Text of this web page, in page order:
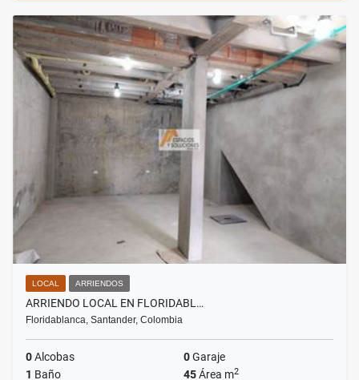
LOCAL ARRIENDOS
ARRIENDO LOCAL EN FLORIDABL…
Floridablanca, Santander, Colombia
0Alcobas 0Garaje
1 Baño 45Área m2